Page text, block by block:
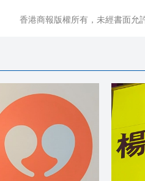
香港商報版權所有，未經書面允